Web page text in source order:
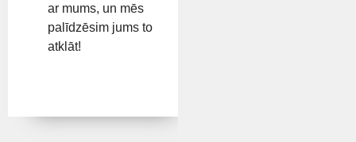
ar mums, un mēs
palīdzēsim jums to
atklāt!